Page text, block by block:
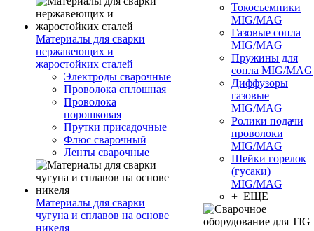
Материалы для сварки
нержавеющих и
жаростойких сталей
Электроды сварочные
Проволока сплошная
Проволока
порошковая
Прутки присадочные
Флюс сварочный
Ленты сварочные
Материалы для сварки
чугуна и сплавов на основе
никеля
Токосъемники
MIG/MAG
Газовые сопла
MIG/MAG
Пружины для
сопла MIG/MAG
Диффузоры
газовые
MIG/MAG
Ролики подачи
проволоки
MIG/MAG
Шейки горелок
(гусаки)
MIG/MAG
+ ЕЩЕ